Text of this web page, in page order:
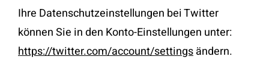
Ihre Datenschutzeinstellungen bei Twitter
können Sie in den Konto-Einstellungen unter:
https://twitter.com/account/settingsändern.